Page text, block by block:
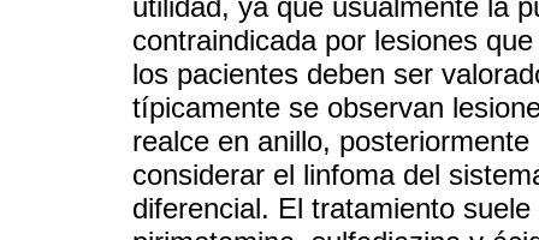
utilidad, ya que usualmente la
contraindicada por lesiones
los pacientes deben ser
típicamente se observan
realce en anillo,
considerar el linfoma del
diferencial. El tratamiento